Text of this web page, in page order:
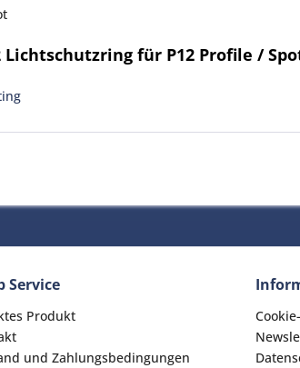
für P12 Profile /
Service
Produkt
und Zahlungsbedingungen